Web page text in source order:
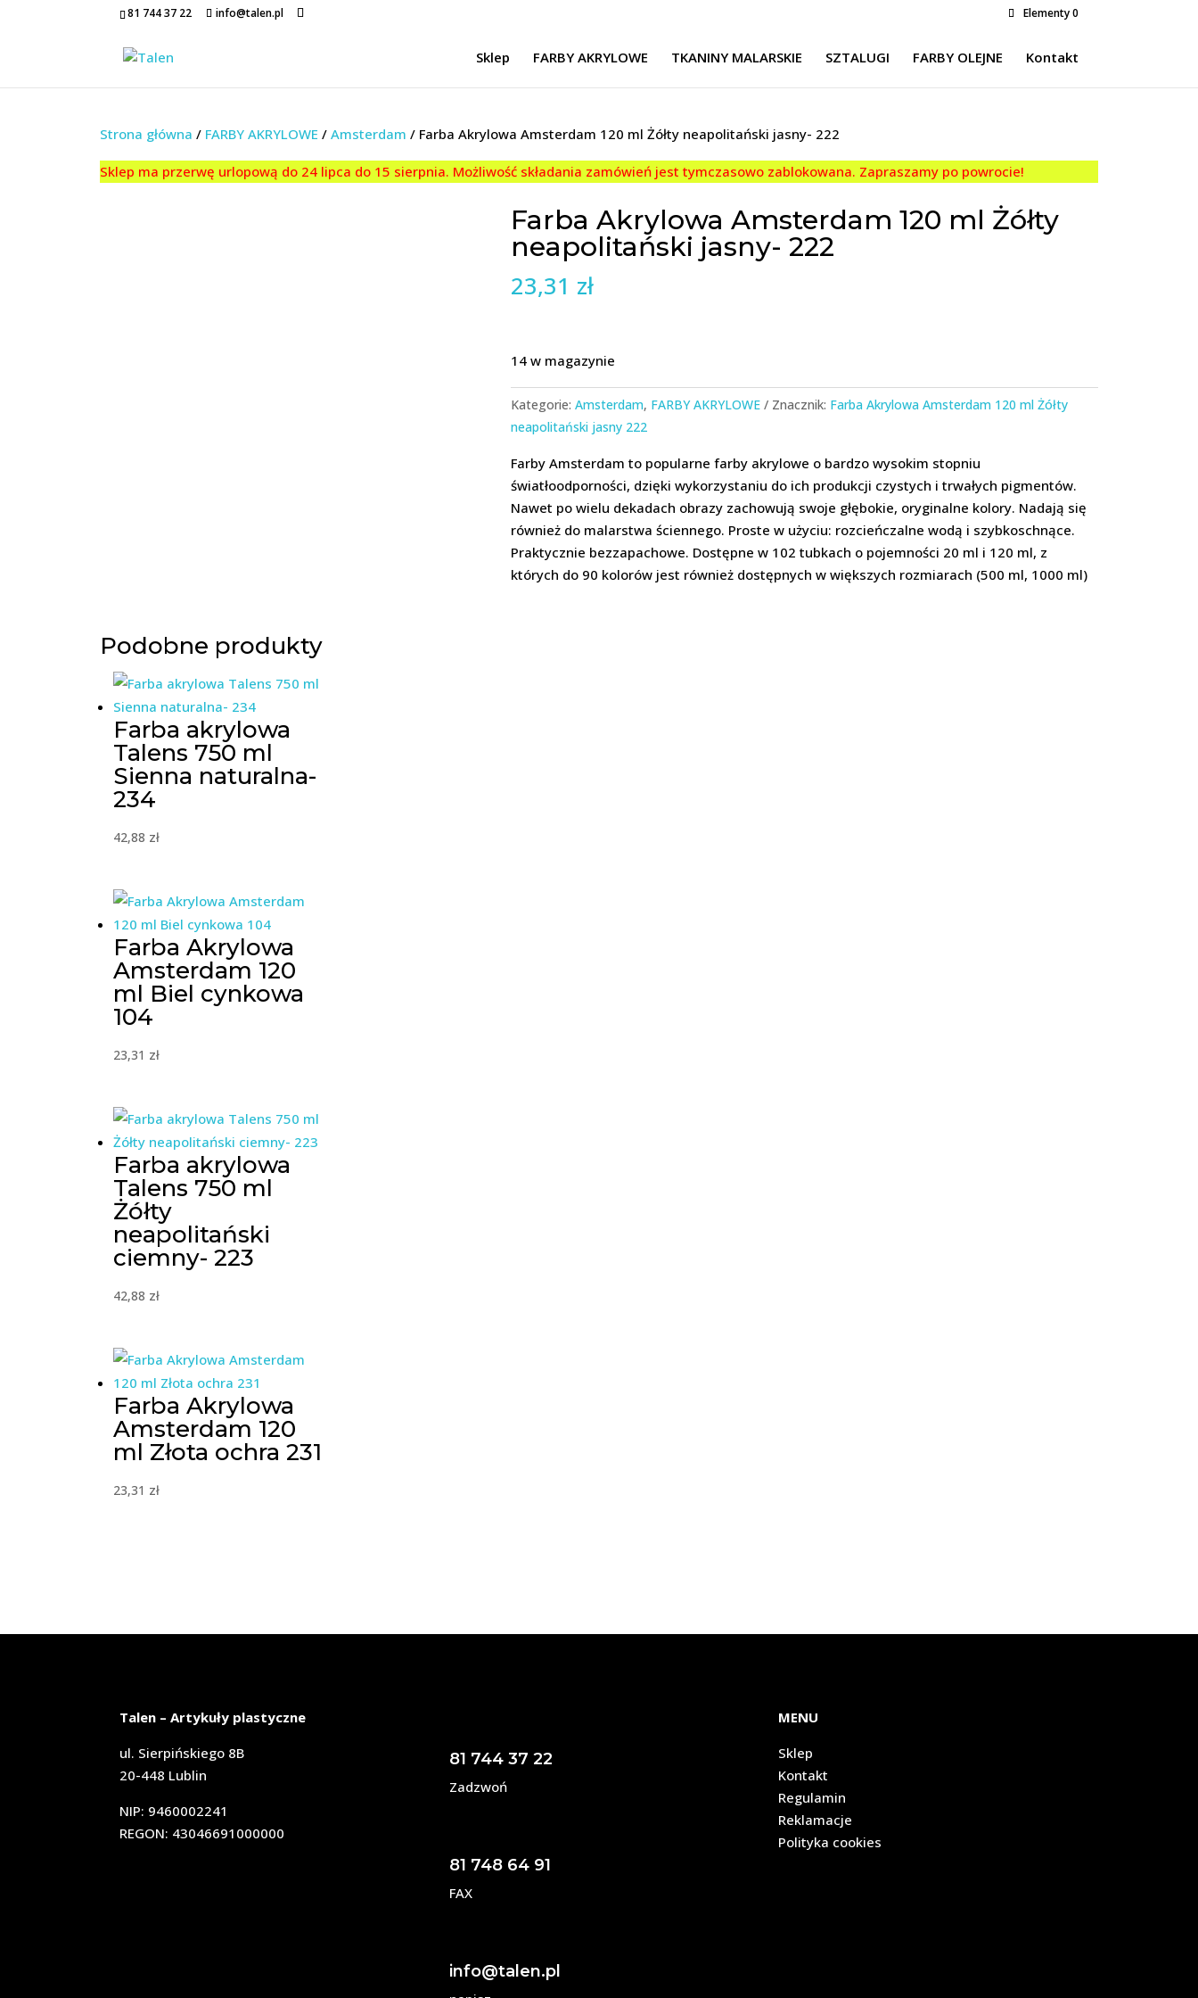
81 744 37 22 info@talen.pl Elementy 0
Sklep FARBY AKRYLOWE TKANINY MALARSKIE SZTALUGI FARBY OLEJNE Kontakt
Strona główna / FARBY AKRYLOWE /Amsterdam / Farba Akrylowa Amsterdam 120 ml Żółty neapolitański jasny- 222
Sklep ma przerwę urlopową do 24 lipca do 15 sierpnia. Możliwość składania zamówień jest tymczasowo zablokowana. Zapraszamy po powrocie!
Farba Akrylowa Amsterdam 120 ml Żółty
neapolitański jasny- 222
23,31 zł
14 w magazynie
Kategorie:Amsterdam, FARBY AKRYLOWE Znacznik: Farba Akrylowa Amsterdam 120 ml Żółty
neapolitański jasny 222
Farby Amsterdam to popularne farby akrylowe o bardzo wysokim stopniu
światłoodporności, dzięki wykorzystaniu do ich produkcji czystych i trwałych pigmentów.
Nawet po wielu dekadach obrazy zachowują swoje głębokie, oryginalne kolory. Nadają się
również do malarstwa ściennego. Proste w użyciu: rozcieńczalne wodą i szybkoschnące.
Praktycznie bezzapachowe. Dostępne w 102 tubkach o pojemności 20 ml i 120 ml, z
których do 90 kolorów jest również dostępnych w większych rozmiarach (500 ml, 1000 ml)
Podobne produkty
Farba akrylowa
Talens 750 ml
Sienna naturalna-
234
42,88 zł
Farba Akrylowa
Amsterdam 120
ml Biel cynkowa
104
23,31 zł
Farba akrylowa
Talens 750 ml
Żółty
neapolitański
ciemny- 223
42,88 zł
Farba Akrylowa
Amsterdam 120
ml Złota ochra 231
23,31 zł
Talen – Artykuły plastyczne
ul. Sierpińskiego 8B
20-448 Lublin
NIP: 9460002241
REGON: 43046691000000
81 744 37 22
Zadzwoń
81 748 64 91
FAX
info@talen.pl
MENU
Sklep
Kontakt
Regulamin
Reklamacje
Polityka cookies